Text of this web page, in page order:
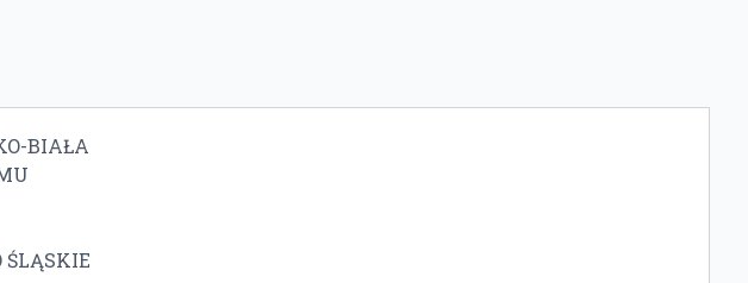
BIAŁA
ŚLĄSKIE